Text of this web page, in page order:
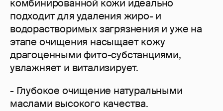
комбинированной кожи идеально
подходит для удаления жиро- и
водорастворимых загрязнения и уже на
этапе очищения насыщает кожу
драгоценными фито-субстанциями,
увлажняет и витализирует.
- Глубокое очищение натуральными
маслами высокого качества.